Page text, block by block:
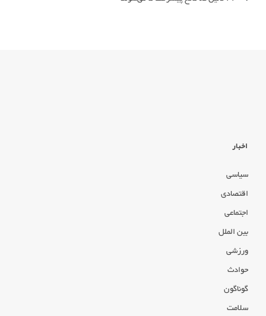
اخبار
سیاسی
اقتصادی
اجتماعی
بین الملل
ورزشی
حوادث
گوناگون
سلامت